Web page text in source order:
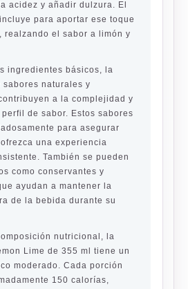
acidez y añadir dulzura. El
para aportar ese toque
realzando el sabor a limón y
ingredientes básicos, la
sabores naturales y
a la complejidad y
de sabor. Estos sabores
para asegurar
una experiencia
También se pueden
como conservantes y
ayudan a mantener la
de la bebida durante su
nutricional, la
Lime de 355 ml tiene un
moderado. Cada porción
150 calorías,